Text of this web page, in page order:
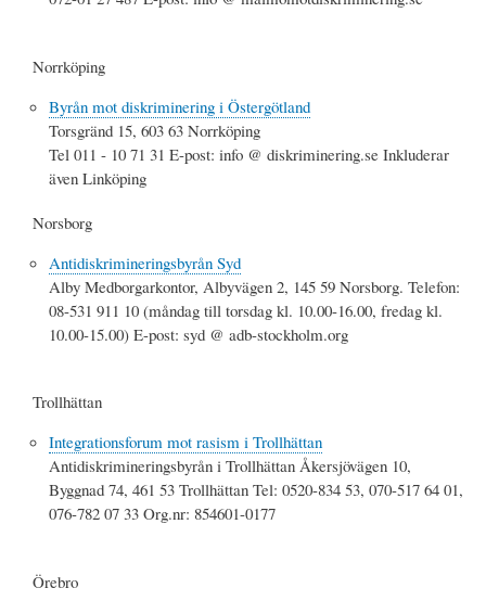
Norrköping
Byrån mot diskriminering i Östergötland
Torsgränd 15, 603 63 Norrköping
Tel 011 - 10 71 31 E-post: info @ diskriminering.se Inkluderar
även Linköping
Norsborg
Antidiskrimineringsbyrån Syd
Alby Medborgarkontor, Albyvägen 2, 145 59 Norsborg. Telefon:
08-531 911 10 (måndag till torsdag kl. 10.00-16.00, fredag kl.
10.00-15.00) E-post: syd @ adb-stockholm.org
Trollhättan
Integrationsforum mot rasism i Trollhättan
Antidiskrimineringsbyrån i Trollhättan Åkersjövägen 10,
Byggnad 74, 461 53 Trollhättan Tel: 0520-834 53, 070-517 64 01,
076-782 07 33 Org.nr: 854601-0177
Örebro